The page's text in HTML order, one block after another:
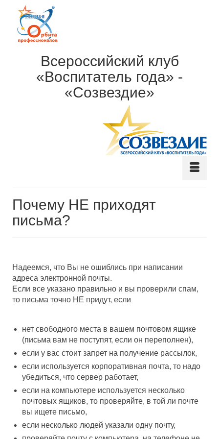
Всероссийский клуб
«Воспитатель года» -
«Созвездие»
Почему НЕ приходят
письма?
Надеемся, что Вы не ошиблись при написании
адреса электронной почты.
Если все указано правильно и вы проверили спам,
то письма точно НЕ придут, если
нет свободного места в вашем почтовом ящике
(письма вам не поступят, если он переполнен),
если у вас стоит запрет на получение рассылок,
если используется корпоративная почта, то надо
убедиться, что сервер работает,
если на компьютере используется несколько
почтовых ящиков, то проверяйте, в той ли почте
вы ищете письмо,
если несколько людей указали одну почту,